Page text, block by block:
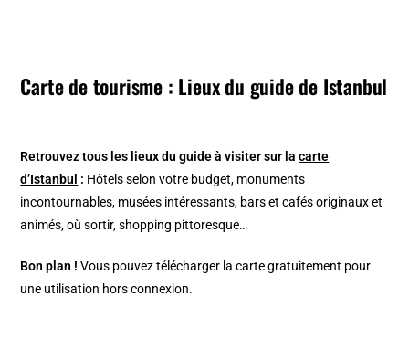
Carte de tourisme : Lieux du guide de Istanbul
Retrouvez tous les lieux du guide à visiter sur lacarte
d’Istanbul : Hôtels selon votre budget, monuments
incontournables, musées intéressants, bars et cafés originaux et
animés, où sortir, shopping pittoresque…
Bon plan ! Vous pouvez télécharger la carte gratuitement pour
une utilisation hors connexion.